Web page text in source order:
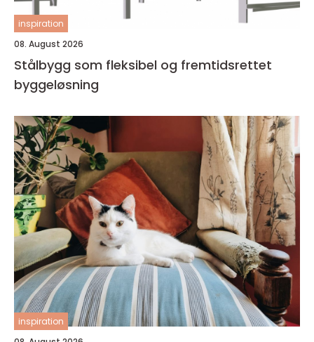
inspiration
08. August 2026
Stålbygg som fleksibel og fremtidsrettet
byggeløsning
inspiration